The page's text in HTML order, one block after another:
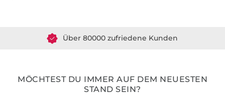
MÖCHTEST DU IMMER AUF DEM NEUESTEN
STAND SEIN?